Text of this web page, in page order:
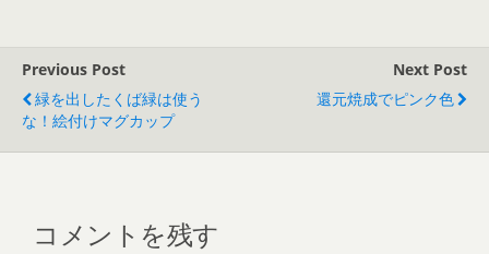
Previous Post
緑を出したくば緑は使う
な！絵付けマグカップ
Next Post
還元焼成でピンク色
コメントを残す